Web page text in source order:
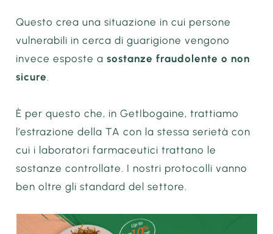
Questo crea una situazione in cui persone
vulnerabili in cerca di guarigione vengono
invece esposte asostanze fraudolente o non
sicure.
È per questo che, in GetIbogaine, trattiamo
l’estrazione della TA con la stessa serietà con
cui i laboratori farmaceutici trattano le
sostanze controllate. I nostri protocolli vanno
ben oltre gli standard del settore.